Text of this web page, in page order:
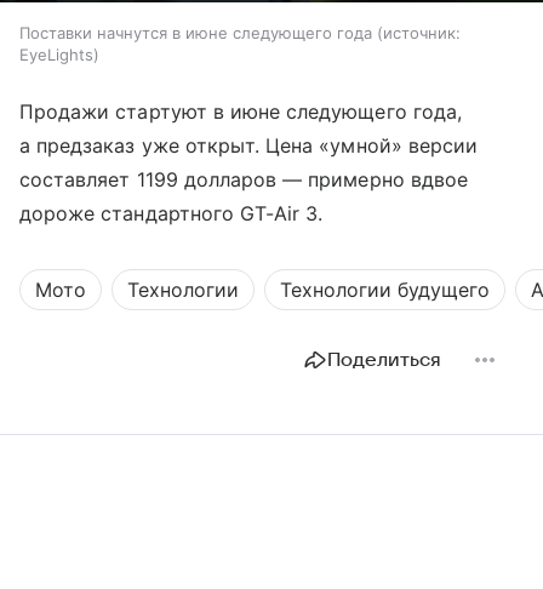
Поставки начнутся в июне следующего года
источник:
EyeLights
Продажи стартуют в июне следующего года,
а предзаказ уже открыт. Цена «умной» версии
составляет 1199 долларов — примерно вдвое
дороже стандартного GT-Air 3.
Мото Технологии Технологии будущего
Поделиться